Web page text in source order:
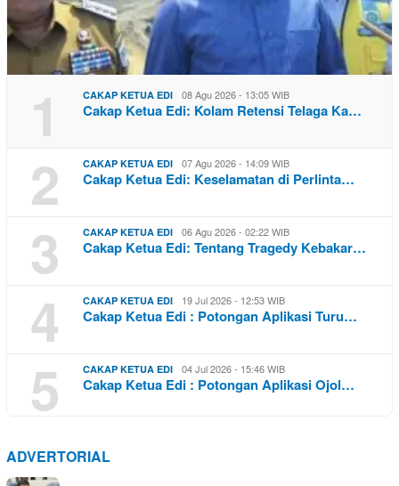
1 CAKAP KETUA EDI 08 Agu 2026 - 13:05 WIB
Cakap Ketua Edi: Kolam Retensi Telaga Ka…
2 CAKAP KETUA EDI 07 Agu 2026 - 14:09 WIB
Cakap Ketua Edi: Keselamatan di Perlinta…
3 CAKAP KETUA EDI 06 Agu 2026 - 02:22 WIB
Cakap Ketua Edi: Tentang Tragedy Kebakar…
4 CAKAP KETUA EDI 19 Jul 2026 - 12:53 WIB
Cakap Ketua Edi : Potongan Aplikasi Turu…
5 CAKAP KETUA EDI 04 Jul 2026 - 15:46 WIB
Cakap Ketua Edi : Potongan Aplikasi Ojol…
ADVERTORIAL